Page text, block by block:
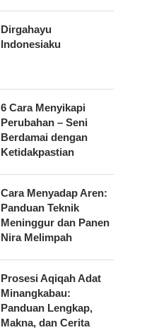
Dirgahayu
Indonesiaku
6 Cara Menyikapi
Perubahan – Seni
Berdamai dengan
Ketidakpastian
Cara Menyadap Aren:
Panduan Teknik
Meninggur dan Panen
Nira Melimpah
Prosesi Aqiqah Adat
Minangkabau:
Panduan Lengkap,
Makna, dan Cerita